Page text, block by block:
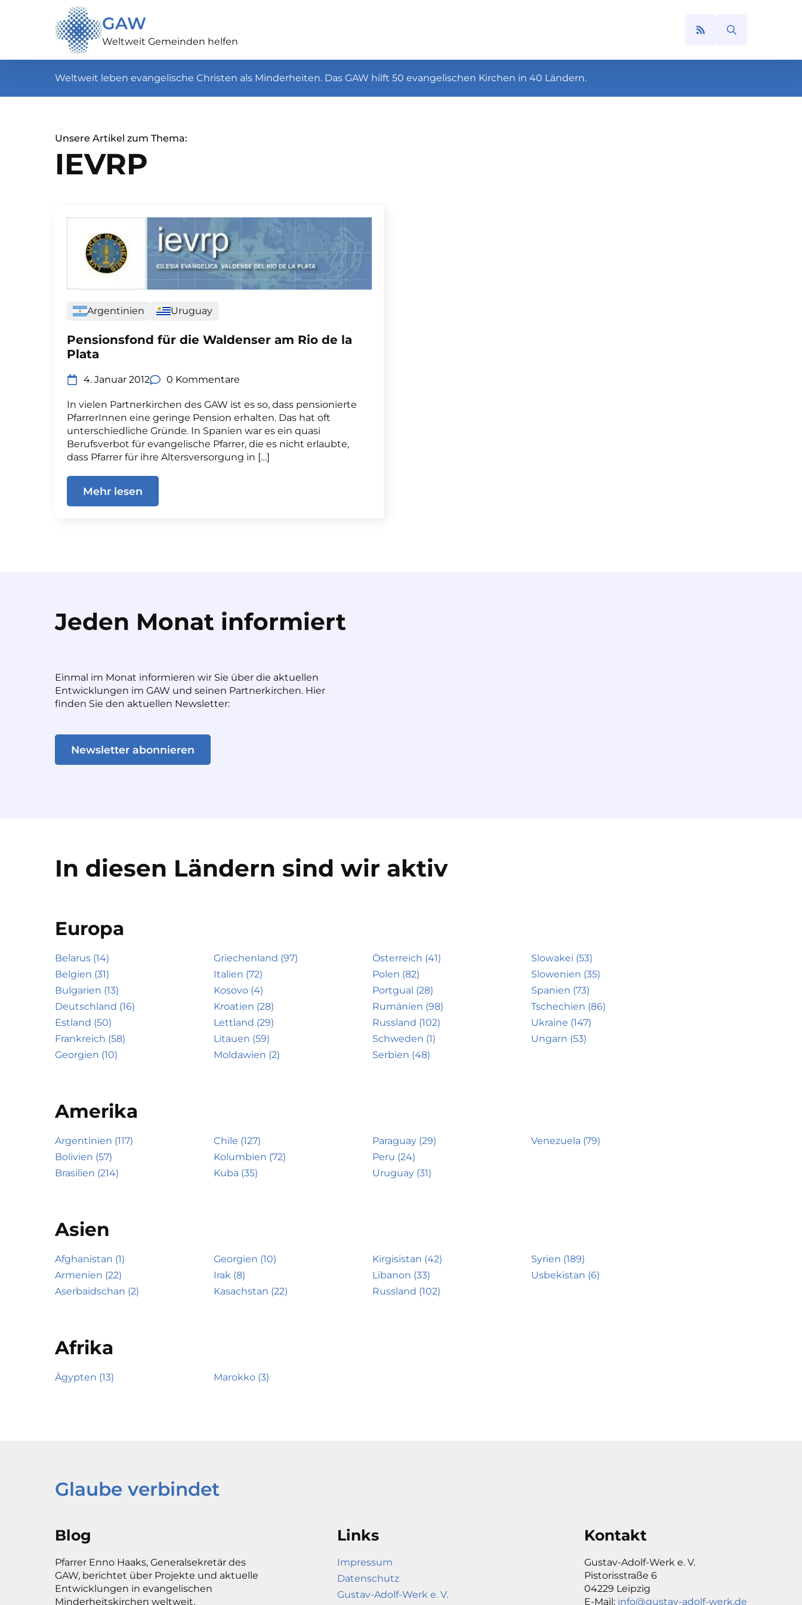
GAW
Weltweit Gemeinden helfen
Weltweit leben evangelische Christen als Minderheiten. Das GAW hilft 50 evangelischen Kirchen in 40 Ländern.
Unsere Artikel zum Thema:
IEVRP
Argentinien Uruguay
Pensionsfond für die Waldenser am Rio de la
Plata
4. Januar 2012 0 Kommentare
In vielen Partnerkirchen des GAW ist es so, dass pensionierte
PfarrerInnen eine geringe Pension erhalten. Das hat oft
unterschiedliche Gründe. In Spanien war es ein quasi
Berufsverbot für evangelische Pfarrer, die es nicht erlaubte,
dass Pfarrer für ihre Altersversorgung in […]
Mehr lesen
Jeden Monat informiert
Einmal im Monat informieren wir Sie über die aktuellen
Entwicklungen im GAW und seinen Partnerkirchen. Hier
finden Sie den aktuellen Newsletter:
Newsletter abonnieren
In diesen Ländern sind wir aktiv
Europa
Belarus (14)
Belgien (31)
Bulgarien (13)
Deutschland (16)
Estland (50)
Frankreich (58)
Georgien (10)
Griechenland (97)
Italien (72)
Kosovo (4)
Kroatien (28)
Lettland (29)
Litauen (59)
Moldawien (2)
Österreich (41)
Polen (82)
Portgual (28)
Rumänien (98)
Russland (102)
Schweden (1)
Serbien (48)
Slowakei (53)
Slowenien (35)
Spanien (73)
Tschechien (86)
Ukraine (147)
Ungarn (53)
Amerika
Argentinien (117)
Bolivien (57)
Brasilien (214)
Chile (127)
Kolumbien (72)
Kuba (35)
Paraguay (29)
Peru (24)
Uruguay (31)
Venezuela (79)
Asien
Afghanistan (1)
Armenien (22)
Aserbaidschan (2)
Georgien (10)
Irak (8)
Kasachstan (22)
Kirgisistan (42)
Libanon (33)
Russland (102)
Syrien (189)
Usbekistan (6)
Afrika
Ägypten (13) Marokko (3)
Glaube verbindet
Blog
Pfarrer Enno Haaks, Generalsekretär des
GAW, berichtet über Projekte und aktuelle
Entwicklungen in evangelischen
Minderheitskirchen weltweit.
Links
Impressum
Datenschutz
Gustav-Adolf-Werk e. V.
Kontakt
Gustav-Adolf-Werk e. V.
Pistorisstraße 6
04229 Leipzig
E-Mail: info@gustav-adolf-werk.de